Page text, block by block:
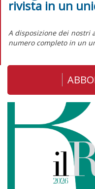
rivista in un
A disposizione dei nostri
numero completo in un